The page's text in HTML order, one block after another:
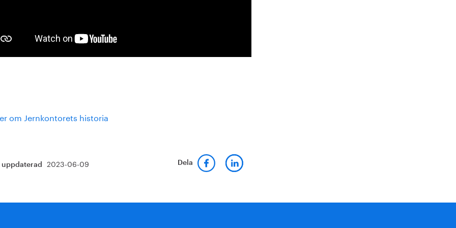
om Jernkontorets historia
uppdaterad 2023-06-09 Dela